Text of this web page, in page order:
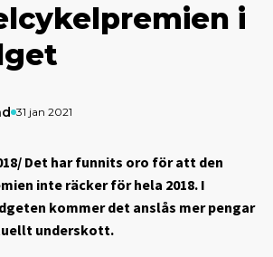
i
31 jan 2021
Det har funnits oro för att den
inte räcker för hela 2018. I
kommer det anslås mer pengar
underskott.